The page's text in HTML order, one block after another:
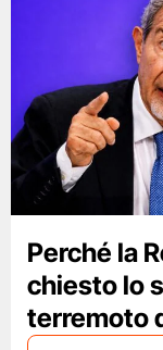
Perché la
chiesto lo
terremoto